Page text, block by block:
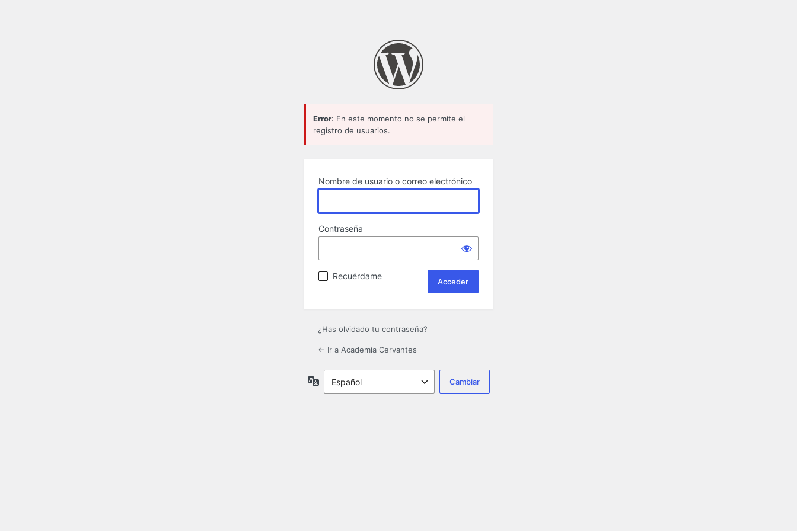
Error: En este momento no se permite el
registro de usuarios.
Nombre de usuario o correo electrónico
Contraseña
Recuérdame
¿Has olvidado tu contraseña?
← Ir a Academia Cervantes
Idioma